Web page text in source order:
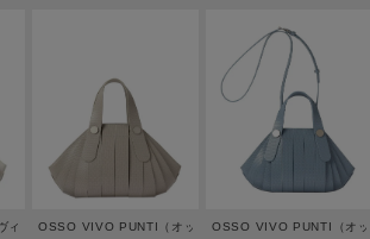
顔料で仕上げました。発色がよく、フラットな質感
ーヴォ）2WAYハンドバッグ
OSSO VIVO PUNTI（オッソ ヴィーヴォ プンティ）ハ
OSSO VIVO PUNTI（オ